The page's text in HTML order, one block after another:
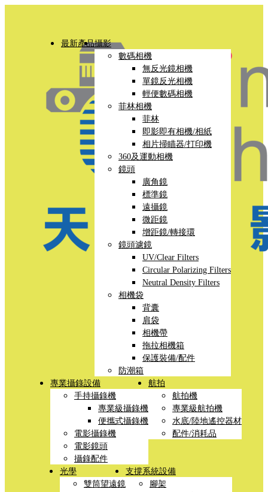
最新產品攝影
數碼相機
無反光鏡相機
單鏡反光相機
輕便數碼相機
菲林相機
菲林
即影即有相機/相紙
相片掃瞄器/打印機
360及運動相機
鏡頭
廣角鏡
標準鏡
遠攝鏡
微距鏡
增距鏡/轉接環
鏡頭濾鏡
UV/Clear Filters
Circular Polarizing Filters
Neutral Density Filters
相機袋
背囊
肩袋
相機帶
拖拉相機箱
保護裝備/配件
防潮箱
專業攝錄設備
手持攝錄機
專業級攝錄機
便攜式攝錄機
電影攝錄機
電影鏡頭
攝錄配件
航拍
航拍機
專業級航拍機
水底/陸地遙控器材
配件/消耗品
光學
雙筒望遠鏡
支撐系統設備
腳架